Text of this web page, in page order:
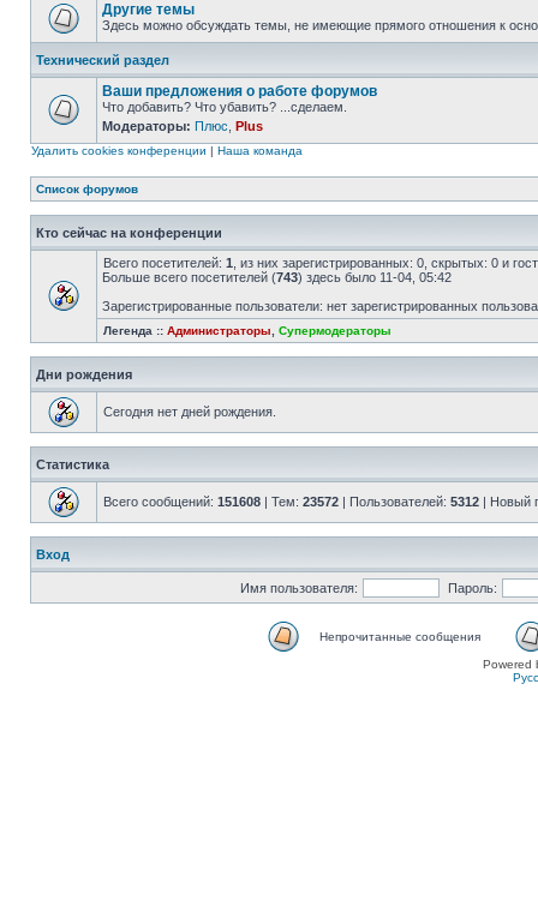
Другие темы
Здесь можно обсуждать темы, не имеющие прямого отношения к
Технический раздел
Ваши предложения о работе форумов
Что добавить? Что убавить? ...сделаем.
Модераторы: Плюс Plus
Удалить cookies конференции | Наша команда
Список форумов
Кто сейчас на конференции
Всего посетителей: 1 , из них зарегистрированных: 0, скрытых: 0 и
Больше всего посетителей (743) здесь было 11-04, 05:42
Зарегистрированные пользователи: нет зарегистрированных
Легенда :: Администраторы Супермодераторы
Дни рождения
Сегодня нет дней рождения.
Статистика
Всего сообщений: 151608 | Тем: 23572 | Пользователей: 5312 | Новый
Вход
Имя пользователя: Пароль:
Непрочитанные сообщения
Powered